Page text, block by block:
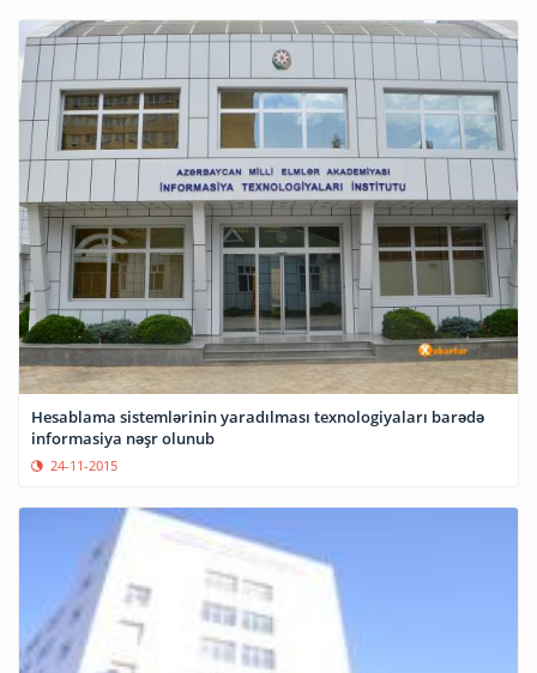
Hesablama sistemlərinin yaradılması texnologiyaları barədə
informasiya nəşr olunub
24-11-2015